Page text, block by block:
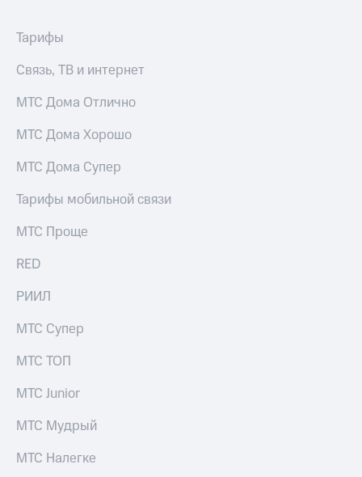
Описание
Программа
приобретения
Порядок
акций
Рынок
Еврооблигации-2023
Другое
Регистратор
Реквизиты
развитие
этика
На главную
Тарифы
Связь, ТВ и интернет
МТС Дома Отлично
МТС Дома Хорошо
МТС Дома Супер
Тарифы мобильной связи
МТС Проще
RED
РИИЛ
МТС Супер
МТС ТОП
МТС Junior
МТС Мудрый
МТС Налегке